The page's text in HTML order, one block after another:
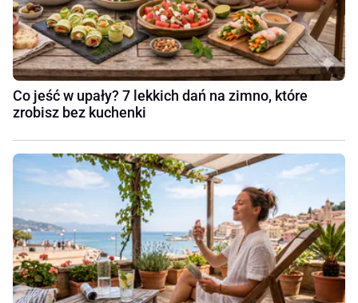
Co jeść w upały? 7 lekkich dań na zimno, które
zrobisz bez kuchenki